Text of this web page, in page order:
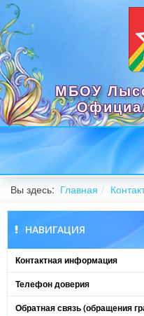
МБОУ
Вы здесь: Главная
НАВИГАЦИЯ
Контактная информация
Телефон доверия
Обратная связь (обращения